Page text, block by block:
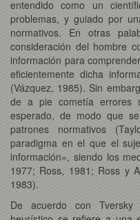
entendido como un
problemas, y guiado por
normativos. En otras
consideración del hombre
información para
eficientemente dicha
(Vázquez, 1985). Sin
de a pie cometía errores
esperado, de modo que
patrones normativos
paradigma en el que el
información», siendo los
1977; Ross, 1981; Ross y
1983).
De acuerdo con